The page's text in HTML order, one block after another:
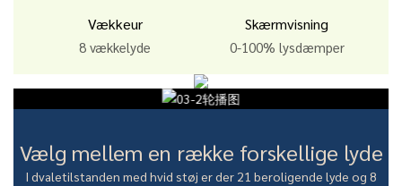
Vækkeur
8 vækkelyde
Skærmvisning
0-100% lysdæmper
Vælg mellem en række forskellige lyde
I dvaletilstanden med hvid støj er der 21 beroligende lyde og 8